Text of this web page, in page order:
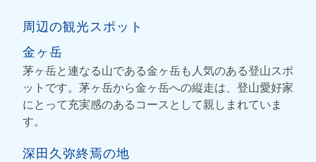
周辺の観光スポット
金ヶ岳
茅ヶ岳と連なる山である金ヶ岳も人気のある登山スポ
ットです。茅ヶ岳から金ヶ岳への縦走は、登山愛好家
にとって充実感のあるコースとして親しまれていま
す。
深田久弥終焉の地